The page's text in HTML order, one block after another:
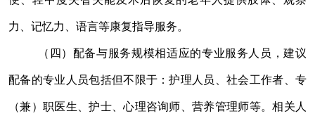
力、记忆力、语言等康复指导服务。
（四）配备与服务规模相适应的专业服务人员，建议
配备的专业人员包括但不限于：护理人员、社会工作者、专
（兼）职医生、护士、心理咨询师、营养管理师等。相关人